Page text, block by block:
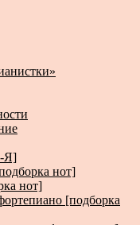
статьи…
Я]
нот]
нот]
[подборка